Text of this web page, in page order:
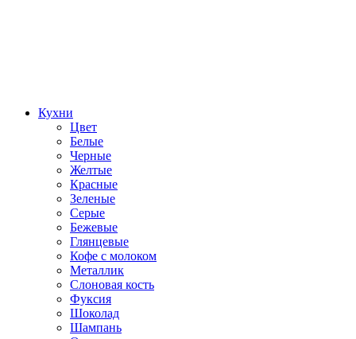
Кухни
Цвет
Белые
Черные
Желтые
Красные
Зеленые
Серые
Бежевые
Глянцевые
Кофе с молоком
Металлик
Слоновая кость
Фуксия
Шоколад
Шампань